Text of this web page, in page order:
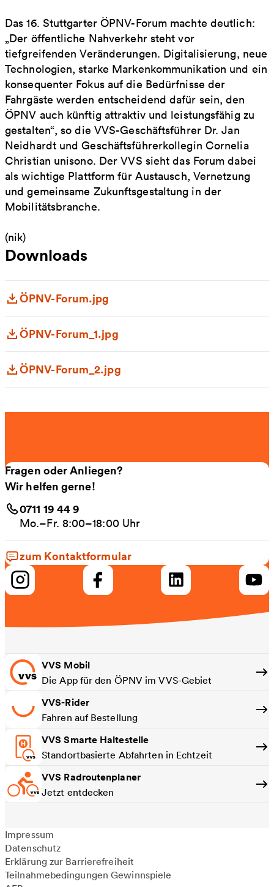
Das 16. Stuttgarter ÖPNV-Forum machte deutlich:
„Der öffentliche Nahverkehr steht vor
tiefgreifenden Veränderungen. Digitalisierung, neue
Technologien, starke Markenkommunikation und ein
konsequenter Fokus auf die Bedürfnisse der
Fahrgäste werden entscheidend dafür sein, den
ÖPNV auch künftig attraktiv und leistungsfähig zu
gestalten“, so die VVS-Geschäftsführer Dr. Jan
Neidhardt und Geschäftsführerkollegin Cornelia
Christian unisono. Der VVS sieht das Forum dabei
als wichtige Plattform für Austausch, Vernetzung
und gemeinsame Zukunftsgestaltung in der
Mobilitätsbranche.
(nik)
Downloads
ÖPNV-Forum.jpg
ÖPNV-Forum_1.jpg
ÖPNV-Forum_2.jpg
Fragen oder Anliegen?
Wir helfen gerne!
0711 19 44 9
Mo.–Fr. 8:00–18:00 Uhr
zum Kontaktformular
VVS Mobil
Die App für den ÖPNV im VVS-Gebiet
VVS-Rider
Fahren auf Bestellung
VVS Smarte Haltestelle
Standortbasierte Abfahrten in Echtzeit
VVS Radroutenplaner
Jetzt entdecken
Impressum
Datenschutz
Erklärung zur Barrierefreiheit
Teilnahmebedingungen Gewinnspiele